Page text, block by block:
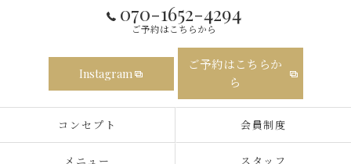
070-1652-4294
ご予約はこちらから
Instagram
ご予約はこちらか
ら
コンセプト 会員制度
メニュー スタッフ